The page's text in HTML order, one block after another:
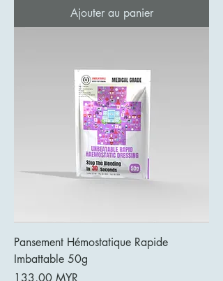
Ajouter au panier
Pansement Hémostatique Rapide
Imbattable 50g
Prix
133,00 MYR